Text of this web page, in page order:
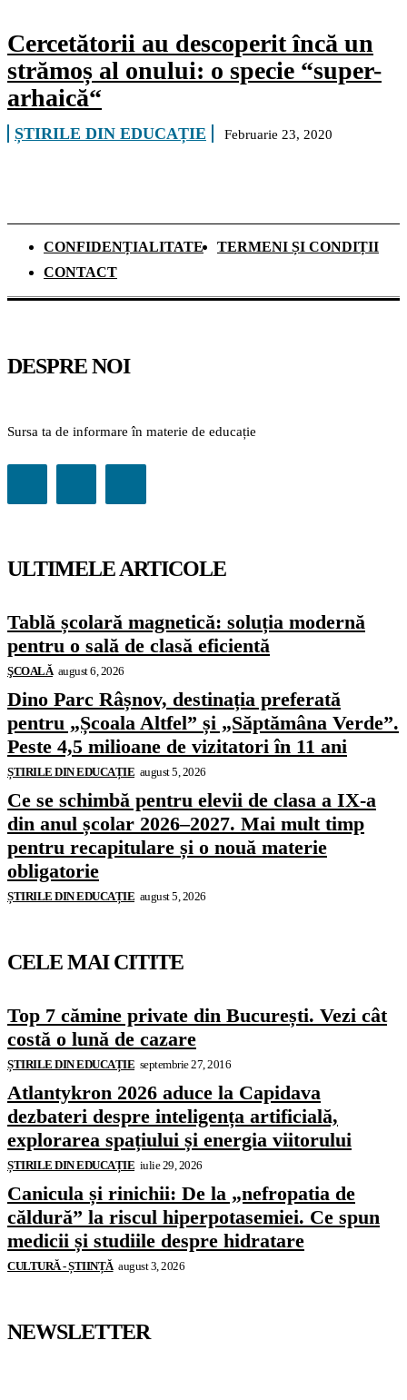
Cercetătorii au descoperit încă un
strămoș al onului: o specie “super-
arhaică“
ȘTIRILE DIN EDUCAȚIE Februarie 23, 2020
CONFIDENȚIALITATE
TERMENI ȘI CONDIȚII
CONTACT
DESPRE NOI
Sursa ta de informare în materie de educație
ULTIMELE ARTICOLE
Tablă școlară magnetică: soluția modernă
pentru o sală de clasă eficientă
ŞCOALĂ august 6, 2026
Dino Parc Râșnov, destinația preferată
pentru „Școala Altfel” și „Săptămâna Verde”.
Peste 4,5 milioane de vizitatori în 11 ani
ȘTIRILE DIN EDUCAȚIE august 5, 2026
Ce se schimbă pentru elevii de clasa a IX-a
din anul școlar 2026–2027. Mai mult timp
pentru recapitulare și o nouă materie
obligatorie
ȘTIRILE DIN EDUCAȚIE august 5, 2026
CELE MAI CITITE
Top 7 cămine private din București. Vezi cât
costă o lună de cazare
ȘTIRILE DIN EDUCAȚIE septembrie 27, 2016
Atlantykron 2026 aduce la Capidava
dezbateri despre inteligența artificială,
explorarea spațiului și energia viitorului
ȘTIRILE DIN EDUCAȚIE iulie 29, 2026
Canicula și rinichii: De la „nefropatia de
căldură” la riscul hiperpotasemiei. Ce spun
medicii și studiile despre hidratare
CULTURĂ - ȘTIINȚĂ august 3, 2026
NEWSLETTER